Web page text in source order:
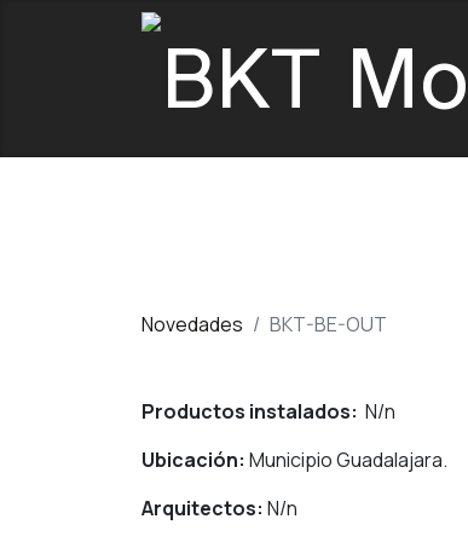
Novedades BKT-BE-OUT
Productos instalados: N/n
Ubicación: Municipio Guadalajara.
Arquitectos: N/n